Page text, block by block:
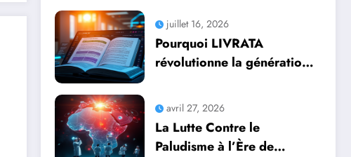
juillet 16, 2026
Pourquoi LIVRATA
révolutionne la génération
professionnels avec
l’intelligence artificielle
avril 27, 2026
La Lutte Contre le
Paludisme à l’Ère de